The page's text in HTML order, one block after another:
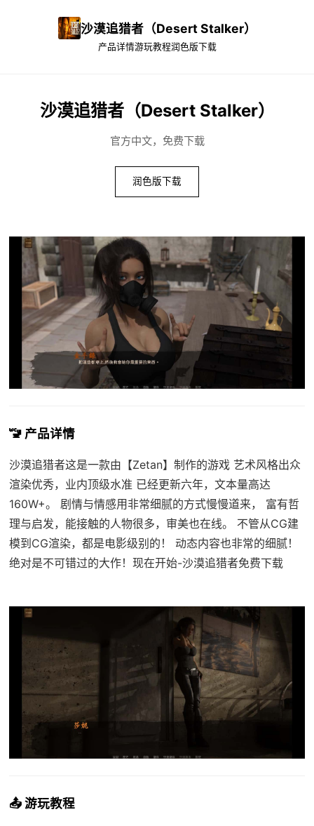
沙漠追猎者（Desert Stalker）
产品详情游玩教程润色版下载
沙漠追猎者（Desert Stalker）
官方中文，免费下载
润色版下载
🚾 产品详情
沙漠追猎者这是一款由【Zetan】制作的游戏 艺术风格出众
渲染优秀，业内顶级水准 已经更新六年，文本量高达
160W+。 剧情与情感用非常细腻的方式慢慢道来， 富有哲
理与启发，能接触的人物很多，审美也在线。 不管从CG建
模到CG渲染，都是电影级别的！ 动态内容也非常的细腻！
绝对是不可错过的大作！现在开始-沙漠追猎者免费下载
📤 游玩教程